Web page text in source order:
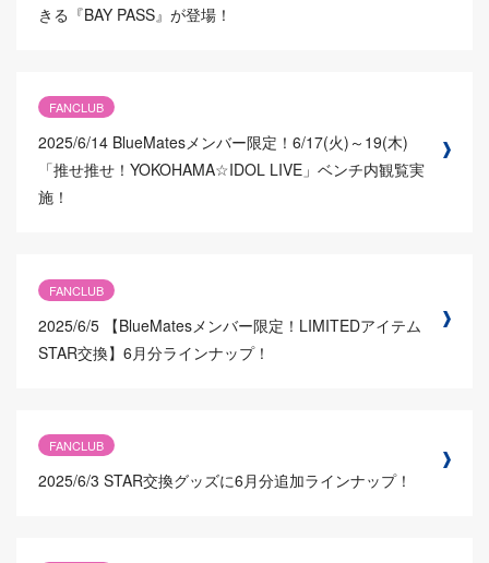
きる『BAY PASS』が登場！
FANCLUB
2025/6/14 BlueMatesメンバー限定！6/17(火)～19(木)
「推せ推せ！YOKOHAMA☆IDOL LIVE」ベンチ内観覧実
施！
FANCLUB
2025/6/5 【BlueMatesメンバー限定！LIMITEDアイテム
STAR交換】6月分ラインナップ！
FANCLUB
2025/6/3 STAR交換グッズに6月分追加ラインナップ！